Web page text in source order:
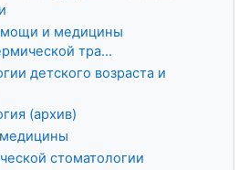
и медицины
тра...
детского возраста и
(архив)
стоматологии